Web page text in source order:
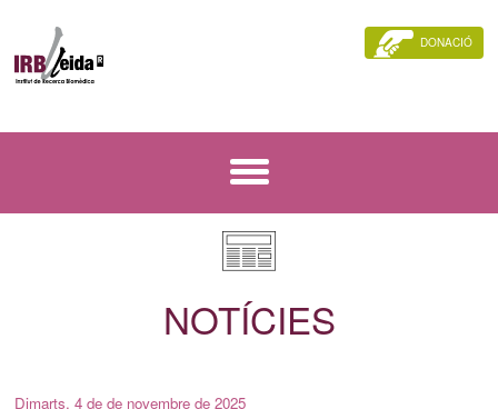
DONACIÓ
NOTÍCIES
Dimarts, 4 de de novembre de 2025